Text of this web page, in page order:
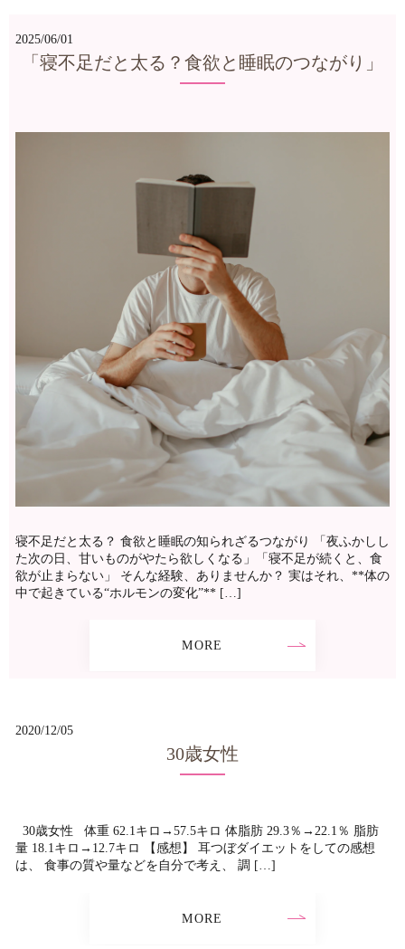
2025/06/01
「寝不足だと太る？食欲と睡眠のつながり」
寝不足だと太る？ 食欲と睡眠の知られざるつながり 「夜ふかしし
た次の日、甘いものがやたら欲しくなる」「寝不足が続くと、食
欲が止まらない」 そんな経験、ありませんか？ 実はそれ、**体の
中で起きている“ホルモンの変化”** […]
MORE
2020/12/05
30歳女性
30歳女性 体重 62.1キロ→57.5キロ 体脂肪 29.3％→22.1％ 脂肪
量 18.1キロ→12.7キロ 【感想】 耳つぼダイエットをしての感想
は、 食事の質や量などを自分で考え、 調 […]
MORE